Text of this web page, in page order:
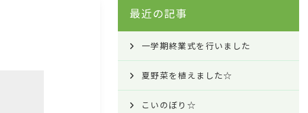
最近の記事
一学期終業式を行いました
夏野菜を植えました☆
こいのぼり☆